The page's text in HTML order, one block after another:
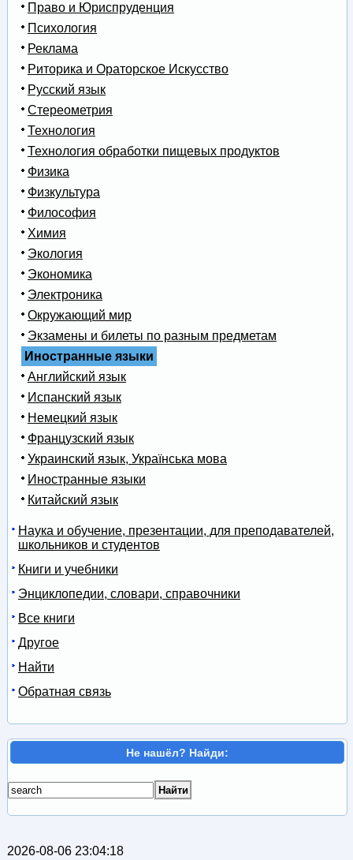
Право и Юриспруденция
Психология
Реклама
Риторика и Ораторское Искусство
Русский язык
Стереометрия
Технология
Технология обработки пищевых продуктов
Физика
Физкультура
Философия
Химия
Экология
Экономика
Электроника
Окружающий мир
Экзамены и билеты по разным предметам
Иностранные языки
Английский язык
Испанский язык
Немецкий язык
Французский язык
Украинский язык, Українська мова
Иностранные языки
Китайский язык
Наука и обучение, презентации, для преподавателей,
школьников и студентов
Книги и учебники
Энциклопедии, словари, справочники
Все книги
Другое
Найти
Обратная связь
Не нашёл? Найди:
2026-08-06 23:04:18